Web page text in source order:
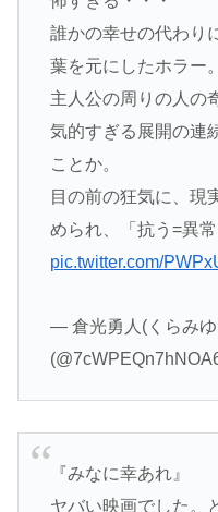
誰かの幸せの代わり
葉を元にしたホラー。
主人公の周りの人の
気的すぎる展開の連
ことか。
目の前の狂気に、現
められ、「抗う=異
pic.twitter.com/
— 倉光勇人(くらみ
『みなに幸あれ』
ヤバい映画でした。